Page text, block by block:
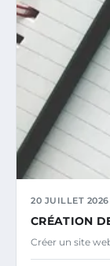
20 JUILLET 2026
CRÉATION
Créer un site